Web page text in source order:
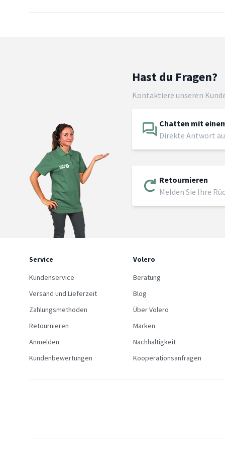
Hast du Fragen?
Kontaktiere unseren
Chatten mit
Direkte Antwort
Retournieren
Melden Sie Ihre
Service
Kundenservice
Versand und Lieferzeit
Zahlungsmethoden
Retournieren
Anmelden
Kundenbewertungen
Volero
Beratung
Blog
Über Volero
Marken
Nachhaltigkeit
Kooperationsanfragen